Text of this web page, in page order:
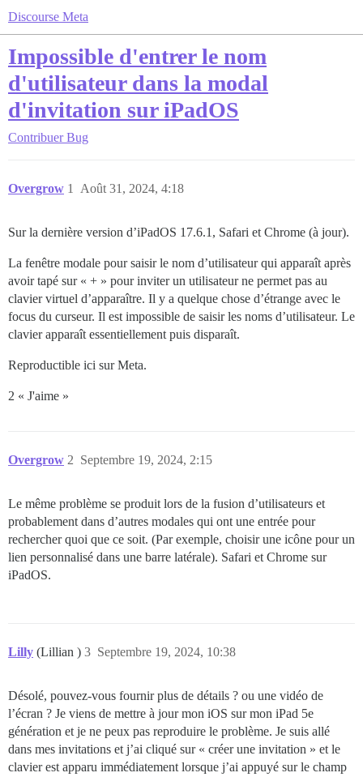
Discourse Meta
Impossible d'entrer le nom
d'utilisateur dans la modal
d'invitation sur iPadOS
Contribuer Bug
Overgrow Août 31, 2024, 4:18
1
Sur la dernière version d’iPadOS 17.6.1, Safari et Chrome (à jour).
La fenêtre modale pour saisir le nom d’utilisateur qui apparaît après
avoir tapé sur « + » pour inviter un utilisateur ne permet pas au
clavier virtuel d’apparaître. Il y a quelque chose d’étrange avec le
focus du curseur. Il est impossible de saisir les noms d’utilisateur. Le
clavier apparaît essentiellement puis disparaît.
Reproductible ici sur Meta.
2 « J'aime »
Overgrow Septembre 19, 2024, 2:15
2
Le même problème se produit lors de la fusion d’utilisateurs et
probablement dans d’autres modales qui ont une entrée pour
rechercher quoi que ce soit. (Par exemple, choisir une icône pour un
lien personnalisé dans une barre latérale). Safari et Chrome sur
iPadOS.
Lilly (Lillian ) Septembre 19, 2024, 10:38
3
Désolé, pouvez-vous fournir plus de détails ? ou une vidéo de
l’écran ? Je viens de mettre à jour mon iOS sur mon iPad 5e
génération et je ne peux pas reproduire le problème. Je suis allé
dans mes invitations et j’ai cliqué sur « créer une invitation » et le
clavier est apparu immédiatement lorsque j’ai appuyé sur le champ